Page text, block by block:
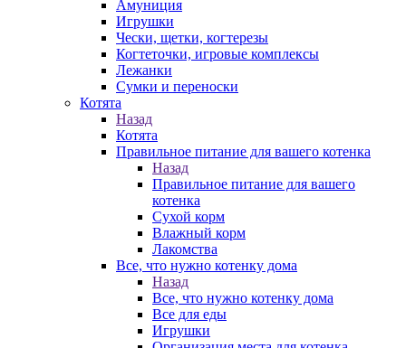
Амуниция
Игрушки
Чески, щетки, когтерезы
Когтеточки, игровые комплексы
Лежанки
Сумки и переноски
Котята
Назад
Котята
Правильное питание для вашего котенка
Назад
Правильное питание для вашего
котенка
Сухой корм
Влажный корм
Лакомства
Все, что нужно котенку дома
Назад
Все, что нужно котенку дома
Все для еды
Игрушки